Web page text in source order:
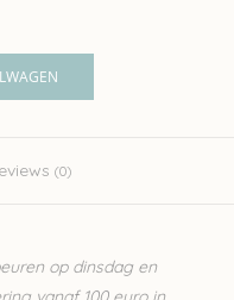
(0)
op dinsdag en